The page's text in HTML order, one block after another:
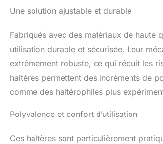
Une solution ajustable et durable
Fabriqués avec des matériaux de haute
utilisation durable et sécurisée. Leur
extrêmement robuste, ce qui réduit les
haltères permettent des incréments de
comme des haltérophiles plus
Polyvalence et confort d’utilisation
Ces haltères sont particulièrement